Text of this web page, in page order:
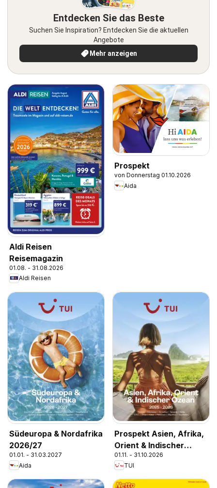
Entdecken Sie das Beste
Suchen Sie Inspiration? Entdecken Sie die aktuellen
Angebote
Mehr anzeigen
Aldi Reisen
Reisemagazin
01.08. - 31.08.2026
Aldi Reisen
Prospekt
von Donnerstag 01.10.2026
Aida
Südeuropa & Nordafrika
2026/27
01.01. - 31.03.2027
Aida
Prospekt Asien, Afrika,
Orient & Indischer
Ozean 2025/26
01.11. - 31.10.2026
TUI